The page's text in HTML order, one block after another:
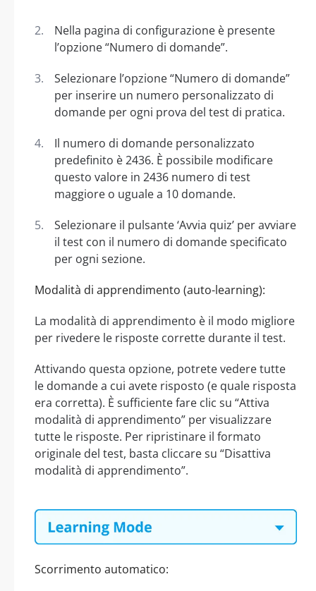
Nella pagina di configurazione è presente
l’opzione “Numero di domande”.
Selezionare l’opzione “Numero di domande”
per inserire un numero personalizzato di
domande per ogni prova del test di pratica.
Il numero di domande personalizzato
predefinito è 2436. È possibile modificare
questo valore in 2436 numero di test
maggiore o uguale a 10 domande.
Selezionare il pulsante ‘Avvia quiz’ per avviare
il test con il numero di domande specificato
per ogni sezione.
Modalità di apprendimento (auto-learning):
La modalità di apprendimento è il modo migliore
per rivedere le risposte corrette durante il test.
Attivando questa opzione, potrete vedere tutte
le domande a cui avete risposto (e quale risposta
era corretta). È sufficiente fare clic su “Attiva
modalità di apprendimento” per visualizzare
tutte le risposte. Per ripristinare il formato
originale del test, basta cliccare su “Disattiva
modalità di apprendimento”.
Scorrimento automatico: